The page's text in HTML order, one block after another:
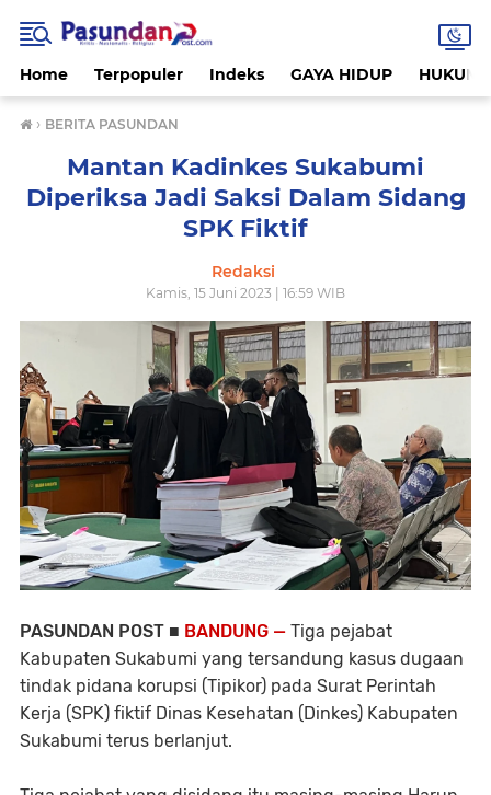
Home Terpopuler Indeks GAYA HIDUP HUKUM
› BERITA PASUNDAN
Mantan Kadinkes Sukabumi
Diperiksa Jadi Saksi Dalam Sidang
SPK Fiktif
Redaksi
Kamis, 15 Juni 2023 | 16:59 WIB
PASUNDAN POST ■ BANDUNG — Tiga pejabat
Kabupaten Sukabumi yang tersandung kasus dugaan
tindak pidana korupsi (Tipikor) pada Surat Perintah
Kerja (SPK) fiktif Dinas Kesehatan (Dinkes) Kabupaten
Sukabumi terus berlanjut.